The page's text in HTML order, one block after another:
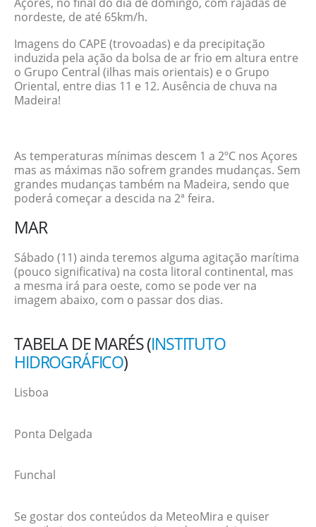
nordeste, de até 65km/h.
Imagens do CAPE (trovoadas) e da precipitação
induzida pela ação da bolsa de ar frio em altura entre
o Grupo Central (ilhas mais orientais) e o Grupo
Oriental, entre dias 11 e 12. Ausência de chuva na
Madeira!
As temperaturas mínimas descem 1 a 2ºC nos Açores
mas as máximas não sofrem grandes mudanças. Sem
grandes mudanças também na Madeira, sendo que
poderá começar a descida na 2ª feira.
MAR
Sábado (11) ainda teremos alguma agitação marítima
(pouco significativa) na costa litoral continental, mas
a mesma irá para oeste, como se pode ver na
imagem abaixo, com o passar dos dias.
TABELA DE MARÉS (INSTITUTO
HIDROGRÁFICO)
Lisboa
Ponta Delgada
Funchal
Se gostar dos conteúdos da MeteoMira e quiser